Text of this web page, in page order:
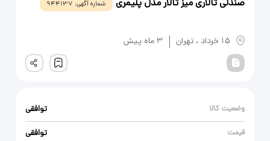
صندلی تالاری میز تالار مدل پلیمری شماره آگهی: 944137
15 خرداد ، تهران 3 ماه پیش
ثبت
وضعیت کالا توافقی
قیمت توافقی